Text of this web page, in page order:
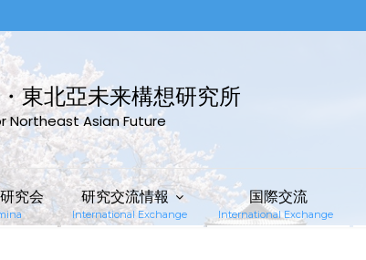
東北亞未来構想研究所
Northeast Asian Future
究会
International Exchange
研究交流情報
International Exchange
国際交流